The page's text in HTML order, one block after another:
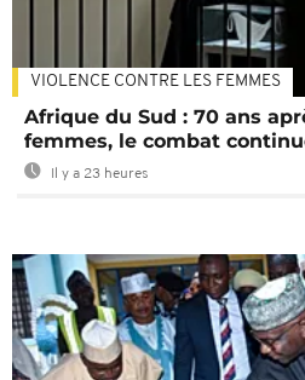
VIOLENCE CONTRE LES FEMMES
Afrique du Sud : 70 ans
femmes, le combat
Il y a 23 heures